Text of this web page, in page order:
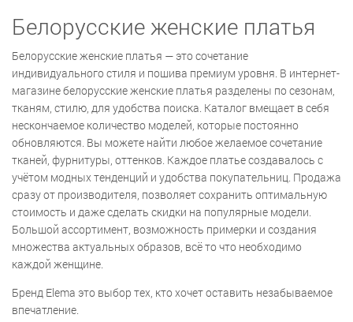
Белорусские женские платья
Белорусские женские платья — это сочетание
индивидуального стиля и пошива премиум уровня. В интернет-
магазине белорусские женские платья разделены по сезонам,
тканям, стилю, для удобства поиска. Каталог вмещает в себя
нескончаемое количество моделей, которые постоянно
обновляются. Вы можете найти любое желаемое сочетание
тканей, фурнитуры, оттенков. Каждое платье создавалось с
учётом модных тенденций и удобства покупательниц. Продажа
сразу от производителя, позволяет сохранить оптимальную
стоимость и даже сделать скидки на популярные модели.
Большой ассортимент, возможность примерки и создания
множества актуальных образов, всё то что необходимо
каждой женщине.
Бренд Elema это выбор тех, кто хочет оставить незабываемое
впечатление.